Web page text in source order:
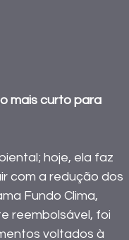
mais curto para
hoje, ela faz
com a redução dos
Fundo Clima,
reembolsável, foi
voltados à